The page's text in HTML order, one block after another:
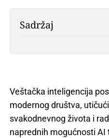
Sadržaj
Veštačka inteligencija
modernog društva,
svakodnevnog života i
naprednih mogućnosti AI